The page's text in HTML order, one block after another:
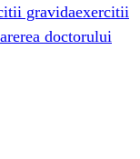
gravidaexercitii
doctorului